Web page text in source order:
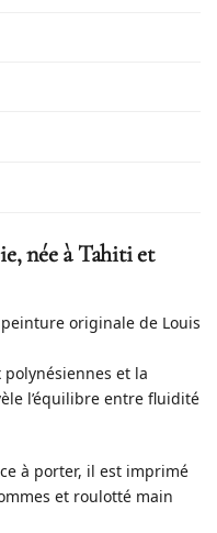
née à Tahiti et
peinture originale de Louis
et la
l’équilibre entre fluidité
à porter, il est imprimé
et roulotté main